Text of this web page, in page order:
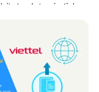
tạp hơn các tỉnh
nhiều. Bài viết này
liệu SIM Trung
tại Tây Tạng, Tân
thực tế […]